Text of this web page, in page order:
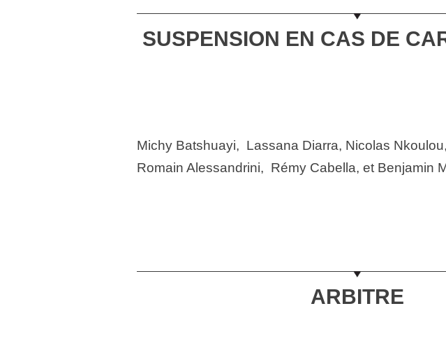
SUSPENSION EN CAS DE
Michy Batshuayi, Lassana Diarra, Nicolas
Romain Alessandrini, Rémy Cabella, et Benjamin
ARBITRE